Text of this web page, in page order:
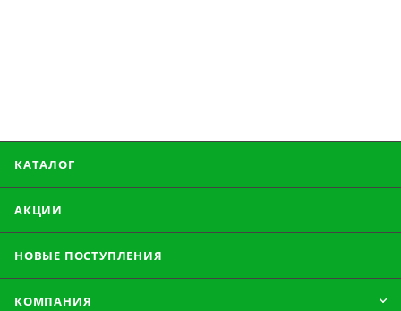
КАТАЛОГ
АКЦИИ
НОВЫЕ ПОСТУПЛЕНИЯ
КОМПАНИЯ